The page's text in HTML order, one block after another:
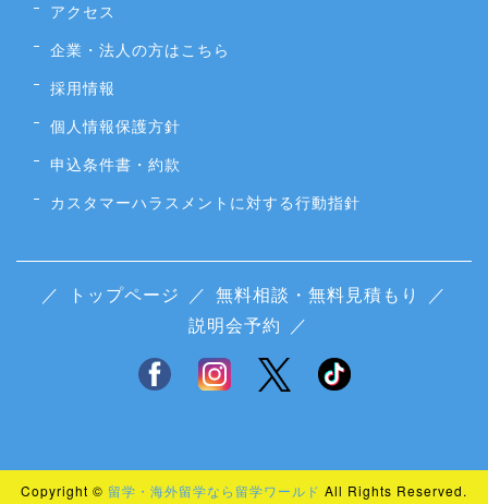
アクセス
企業・法人の方はこちら
採用情報
個人情報保護方針
申込条件書・約款
カスタマーハラスメントに対する行動指針
／ トップページ ／ 無料相談・無料見積もり
／
説明会予約 ／
Copyright © 留学・海外留学なら留学ワールド All Rights Reserved.